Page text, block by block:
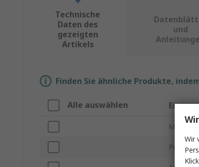
Technische
Daten des
gezeigten
Artikels
und
Finden Sie ähnliche Produkte,
Alle auswählen
Marke
Produkt
Wir